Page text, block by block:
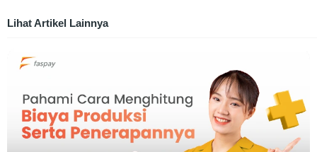
Lihat Artikel Lainnya